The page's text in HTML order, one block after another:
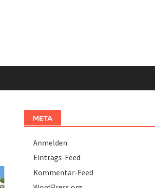
META
Anmelden
Eintrags-Feed
Kommentar-Feed